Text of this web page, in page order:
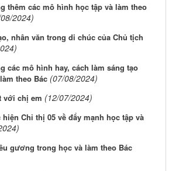
thêm các mô hình học tập và làm theo
2024)
nhân văn trong di chúc của Chủ tịch
các mô hình hay, cách làm sáng tạo
theo Bác (07/08/2024)
với chị em (12/07/2024)
Chỉ thị 05 về đẩy mạnh học tập và
gương trong học và làm theo Bác